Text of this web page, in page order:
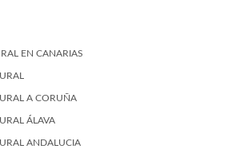
EN CANARIAS
A CORUÑA
ÁLAVA
ANDALUCIA